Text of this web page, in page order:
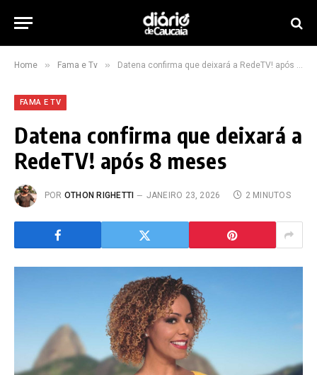
Home » Fama e Tv » Datena confirma que deixará a RedeTV! após 8 meses
FAMA E TV
Datena confirma que deixará a
RedeTV! após 8 meses
POR OTHON RIGHETTI JANEIRO 23, 2026 2 MINUTOS